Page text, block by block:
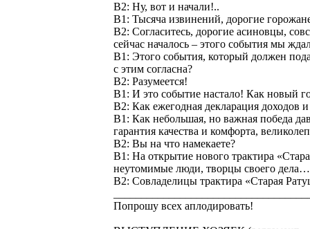
В2: Ну, вот и начали!..
В1: Тысяча извинений, дорогие
В2: Согласитесь, дорогие асиновцы,
сейчас началось – этого события мы
В1: Этого события, который должен
с этим согласна?
В2: Разумеется!
В1: И это событие настало! Как новый
В2: Как ежегодная декларация доходов
В1: Как небольшая, но важная победа
гарантия качества и комфорта,
В2: Вы на что намекаете?
В1: На открытие нового трактира
неутомимые люди, творцы своего дела…
В2: Совладелицы трактира «Старая
Попрошу всех аплодировать!